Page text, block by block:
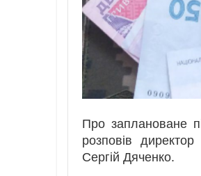
Про заплановане
розповів
Сергій Дяченко.